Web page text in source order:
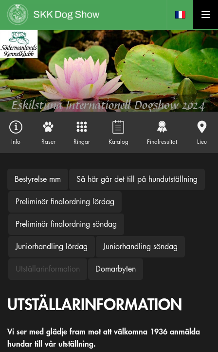
Info Raser Ringar Katalog Finalresultat Lieu
Bestyrelse mm Så här går det till på hundutställning
Preliminär finalordning lördag
Preliminär finalordning söndag
Juniorhandling lördag Juniorhandling söndag
Utställarinformation Domarbyten
UTSTÄLLARINFORMATION
Vi ser med glädje fram mot att välkomna 1936 anmälda
hundar till vår utställning.